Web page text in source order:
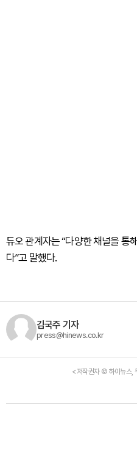
듀오 관계자는 “다양한 채널을 통
다”고 말했다.
김국주 기자
press@hinews.co.kr
<저작권자 © 하이뉴스,